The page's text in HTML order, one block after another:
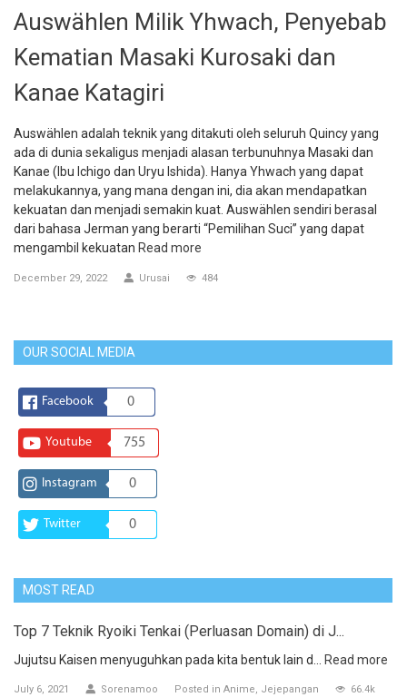
Auswählen Milik Yhwach, Penyebab
Kematian Masaki Kurosaki dan
Kanae Katagiri
Auswählen adalah teknik yang ditakuti oleh seluruh Quincy yang
ada di dunia sekaligus menjadi alasan terbunuhnya Masaki dan
Kanae (Ibu Ichigo dan Uryu Ishida). Hanya Yhwach yang dapat
melakukannya, yang mana dengan ini, dia akan mendapatkan
kekuatan dan menjadi semakin kuat. Auswählen sendiri berasal
dari bahasa Jerman yang berarti “Pemilihan Suci” yang dapat
mengambil kekuatan Read more
December 29, 2022 Urusai 484
OUR SOCIAL MEDIA
Facebook 0
Youtube 755
Instagram 0
Twitter 0
MOST READ
Top 7 Teknik Ryoiki Tenkai (Perluasan Domain) di J...
Jujutsu Kaisen menyuguhkan pada kita bentuk lain d... Read more
July 6, 2021 Sorenamoo Posted in Anime Jejepangan 66.4k